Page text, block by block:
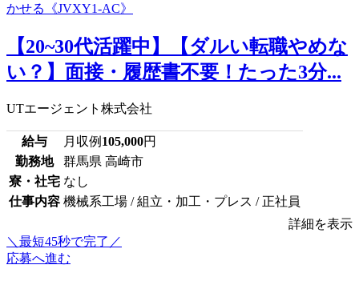
【20~30代活躍中】【ダルい転職やめな
い？】面接・履歴書不要！たった3分...
UTエージェント株式会社
給与 月収例 105,000円
勤務地
群馬県 高崎市
寮・社宅 なし
仕事内容 機械系工場 / 組立・加工・プレス / 正社員
詳細を表示
＼最短45秒で完了／
応募へ進む